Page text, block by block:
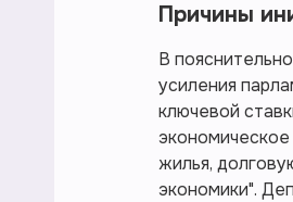
Причины
В
усиления
ключевой
жилья,
экономики".